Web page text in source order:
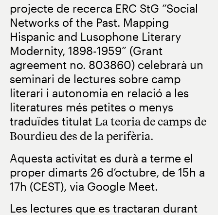
projecte de recerca ERC StG “Social
Networks of the Past. Mapping
Hispanic and Lusophone Literary
Modernity, 1898-1959” (Grant
agreement no. 803860) celebrarà un
seminari de lectures sobre camp
literari i autonomia en relació a les
literatures més petites o menys
traduïdes titulat La teoria de camps de
Bourdieu des de la perifèria.
Aquesta activitat es durà a terme el
proper dimarts 26 d’octubre, de 15h a
17h (CEST), via Google Meet.
Les lectures que es tractaran durant